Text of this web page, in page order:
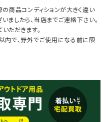
商品コンディションが大きく違い
したら、当店までご連絡下さい。
ただきます。
内で、野外でご使用になる前に限